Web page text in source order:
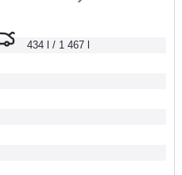
434 l / 1 467 l